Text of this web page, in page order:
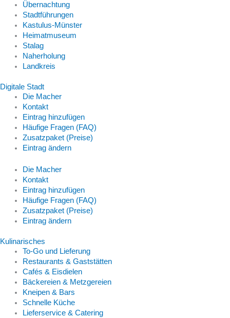
Übernachtung
Stadtführungen
Kastulus-Münster
Heimatmuseum
Stalag
Naherholung
Landkreis
Digitale Stadt
Die Macher
Kontakt
Eintrag hinzufügen
Häufige Fragen (FAQ)
Zusatzpaket (Preise)
Eintrag ändern
Die Macher
Kontakt
Eintrag hinzufügen
Häufige Fragen (FAQ)
Zusatzpaket (Preise)
Eintrag ändern
Kulinarisches
To-Go und Lieferung
Restaurants & Gaststätten
Cafés & Eisdielen
Bäckereien & Metzgereien
Kneipen & Bars
Schnelle Küche
Lieferservice & Catering